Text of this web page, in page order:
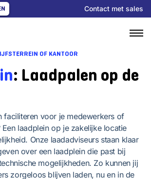
Contact met sales
OF KANTOOR
: Laadpalen op de
faciliteren voor je medewerkers of
laadplein op je zakelijke locatie
Onze laadadviseurs staan klaar
over een laadplein die past bij
mogelijkheden. Zo kunnen jij
zorgeloos blijven laden, nu en in de